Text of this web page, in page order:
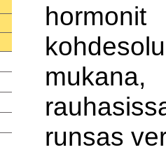
runsas